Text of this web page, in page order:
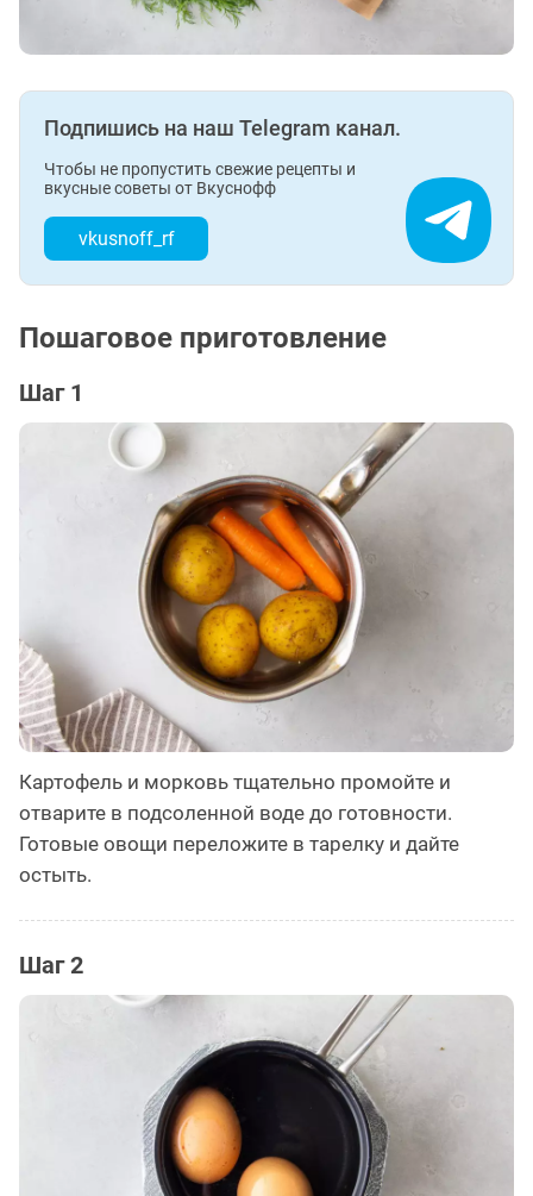
Подпишись на наш Telegram канал.
Чтобы не пропустить свежие рецепты и
вкусные советы от Вкуснофф
vkusnoff_rf
Пошаговое приготовление
Шаг 1
Картофель и морковь тщательно промойте и
отварите в подсоленной воде до готовности.
Готовые овощи переложите в тарелку и дайте
остыть.
Шаг 2